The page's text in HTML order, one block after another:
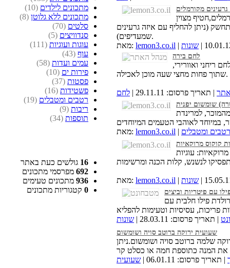
מתכונים לילדים (10)
מתכונים ללא גלוטן (8)
סלטים (70)
סנדוויצים (5)
עוגות ועוגיות (111)
עוף (43)
עמים ועדות (58)
פירות ים (10)
פסטות (37)
פשטידות (16)
רטבים ומטבלים (19)
ריבות (9)
תוספות (34)
16 גולשים כעת באתר
692 מפרסמי מתכונים
936 מתכונים טעימים
0 קטגוריות מתכונים
גרעינים מקורמלים
מצוין
(ניתן להחליף עם איזה גרעינים
שמעדיפים).
מאת: lemon3.co.il שונות
לחם בירה
ריחני ואוורירי,
שתוך פחות מחצי שעה מוכן לאכילה.
| תאריך פרסום: 29.11.11 | לחם
שומשום יפנית
למרינדת
מאת: lemon3.co.il רטבים ומטבלים
קוקוס מרוקאיות
עוגיות
מאת: lemon3.co.il שונות
עם פיטריות וביצים
פילו חלבית עם
| תאריך פרסום: 28.03.11 | שונות
שעועית ירוקה ברוטב סויה ושומשום
שלמה ברוטב סויה ושומשום.ניתן
| תאריך פרסום: 06.01.11 | שעועית